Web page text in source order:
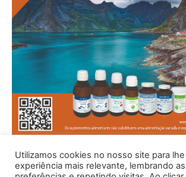
Utilizamos cookies no nosso site para
experiência mais relevante, lembrando